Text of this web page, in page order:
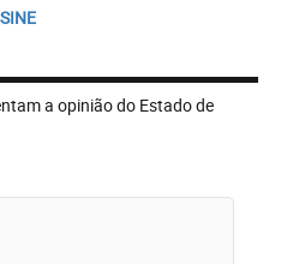
a opinião do Estado de